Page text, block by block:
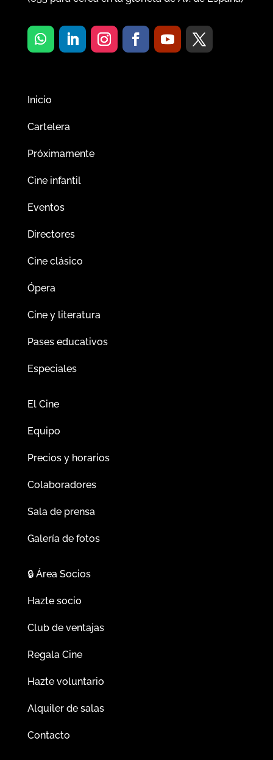
Inicio
Cartelera
Próximamente
Cine infantil
Eventos
Directores
Cine clásico
Ópera
Cine y literatura
Pases educativos
Especiales
El Cine
Equipo
Precios y horarios
Colaboradores
Sala de prensa
Galería de fotos
🔒Área Socios
Hazte socio
Club de ventajas
Regala Cine
Hazte voluntario
Alquiler de salas
Contacto